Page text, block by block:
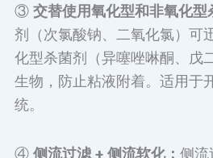
③ 交替使用氧化型和非氧化型
剂（次氯酸钠、二氧化氯）可
化型杀菌剂（异噻唑啉酮、戊
生物，防止粘液附着。适用于
统。
④ 侧流过滤 + 侧流软化： 侧流